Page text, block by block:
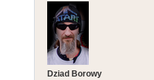
Dziad Borowy